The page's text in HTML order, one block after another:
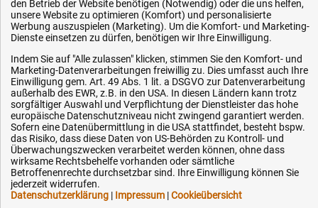
Zahlungsarten
Service
AGB / Widerrufsrecht
Datenschutz
Impressum
Karriere
OEM-Ersatzteile
Technik-Hilfe
Downloads
Kontakt
den Betrieb der Website benötigen (Notwendig) oder die uns helfen,
unsere Website zu optimieren (Komfort) und personalisierte
Werbung auszuspielen (Marketing). Um die Komfort- und Marketing-
Dienste einsetzen zu dürfen, benötigen wir Ihre Einwilligung.
Indem Sie auf "Alle zulassen" klicken, stimmen Sie den Komfort- und
Marketing-Datenverarbeitungen freiwillig zu. Dies umfasst auch Ihre
Einwilligung gem. Art. 49 Abs. 1 lit. a DSGVO zur Datenverarbeitung
außerhalb des EWR, z.B. in den USA. In diesen Ländern kann trotz
sorgfältiger Auswahl und Verpflichtung der Dienstleister das hohe
europäische Datenschutzniveau nicht zwingend garantiert werden.
Sofern eine Datenübermittlung in die USA stattfindet, besteht bspw.
das Risiko, dass diese Daten von US-Behörden zu Kontroll- und
Überwachungszwecken verarbeitet werden können, ohne dass
wirksame Rechtsbehelfe vorhanden oder sämtliche
Betroffenenrechte durchsetzbar sind. Ihre Einwilligung können Sie
jederzeit widerrufen.
Datenschutzerklärung | Impressum |Cookieübersicht